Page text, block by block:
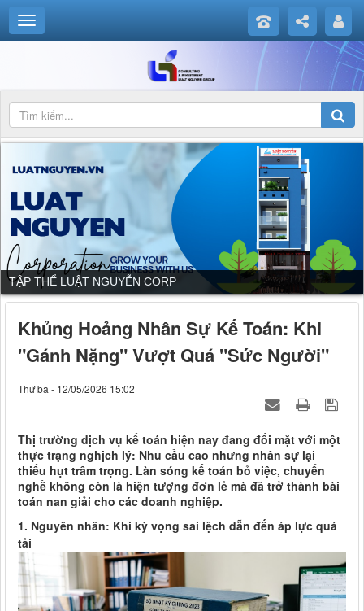
TẬP THỂ LUẬT NGUYỄN CORP
Khủng Hoảng Nhân Sự Kế Toán: Khi
"Gánh Nặng" Vượt Quá "Sức Người"
Thứ ba - 12/05/2026 15:02
Thị trường dịch vụ kế toán hiện nay đang đối mặt với một
thực trạng nghịch lý: Nhu cầu cao nhưng nhân sự lại
thiếu hụt trầm trọng. Làn sóng kế toán bỏ việc, chuyển
nghề không còn là hiện tượng đơn lẻ mà đã trở thành bài
toán nan giải cho các doanh nghiệp.
1. Nguyên nhân: Khi kỳ vọng sai lệch dẫn đến áp lực quá
tải